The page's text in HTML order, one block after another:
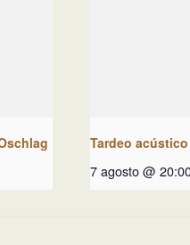
Tardeo
7 agosto @